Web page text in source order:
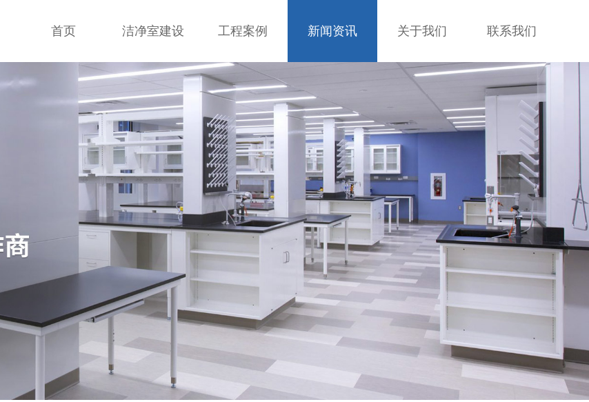
首页 洁净室建设 工程案例 新闻资讯 关于我们 联系我们